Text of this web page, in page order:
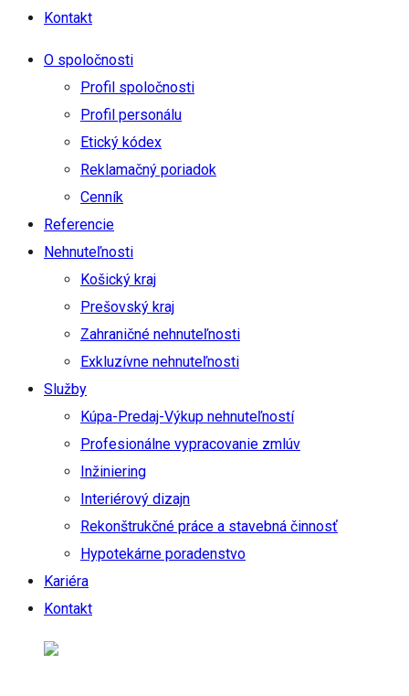
Kontakt
O spoločnosti
Profil spoločnosti
Profil personálu
Etický kódex
Reklamačný poriadok
Cenník
Referencie
Nehnuteľnosti
Košický kraj
Prešovský kraj
Zahraničné nehnuteľnosti
Exkluzívne nehnuteľnosti
Služby
Kúpa-Predaj-Výkup nehnuteľností
Profesionálne vypracovanie zmlúv
Inžiniering
Interiérový dizajn
Rekonštrukčné práce a stavebná činnosť
Hypotekárne poradenstvo
Kariéra
Kontakt